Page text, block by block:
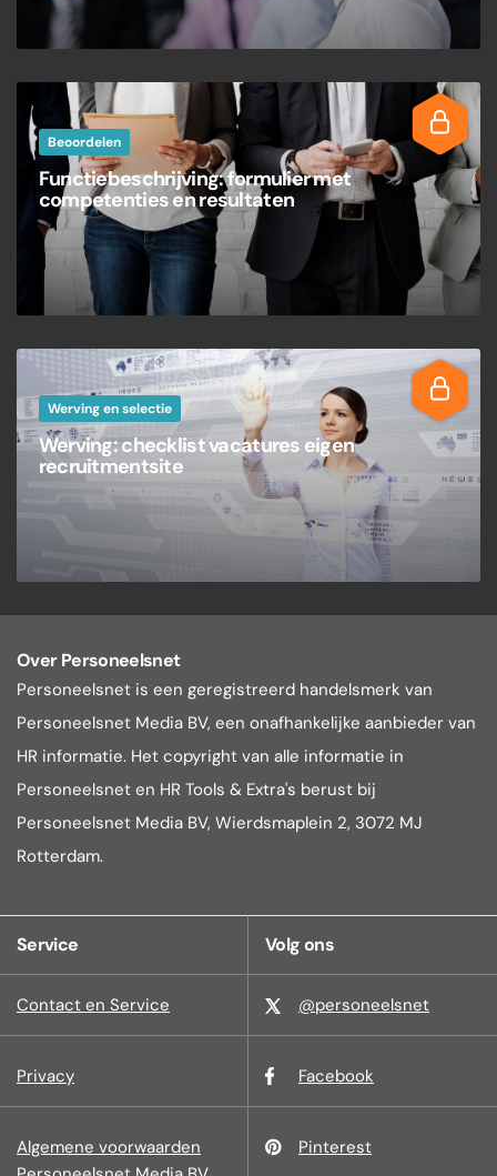
Beoordelen
Functiebeschrijving: formulier met
competenties en resultaten
Werving en selectie
Werving: checklist vacatures eigen
recruitmentsite
Over Personeelsnet
Personeelsnet is een geregistreerd handelsmerk van
Personeelsnet Media BV, een onafhankelijke aanbieder van
HR informatie. Het copyright van alle informatie in
Personeelsnet en HR Tools & Extra's berust bij
Personeelsnet Media BV, Wierdsmaplein 2, 3072 MJ
Rotterdam.
Service
Contact en Service
Privacy
Algemene voorwaarden
Volg ons
@personeelsnet
Facebook
Pinterest